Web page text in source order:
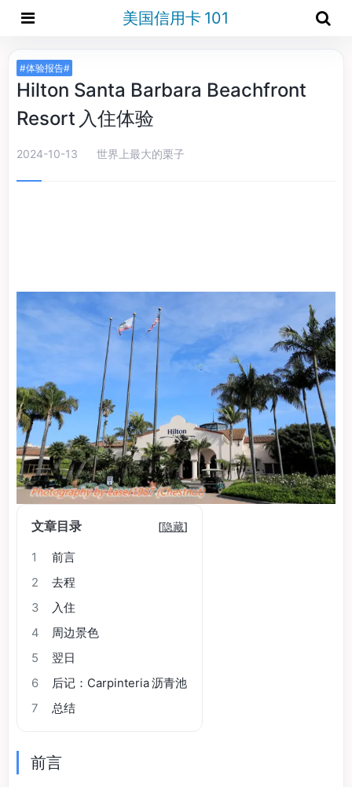
美国信用卡 101
#体验报告#
Hilton Santa Barbara Beachfront
Resort 入住体验
2024-10-13 世界上最大的栗子
文章目录 [隐藏]
1
前言
2
去程
3
入住
4
周边景色
5
翌日
6
后记：Carpinteria 沥青池
7
总结
前言